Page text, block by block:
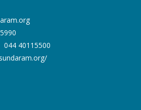
044 40115500